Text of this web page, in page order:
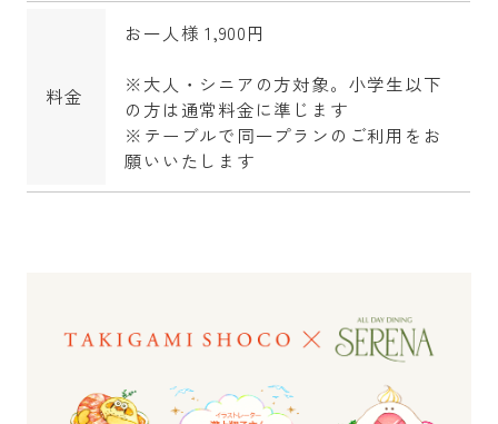
料金
お一人様 1,900円
※大人・シニアの方対象。小学生以下
の方は通常料金に準じます
※テーブルで同一プランのご利用をお
願いいたします